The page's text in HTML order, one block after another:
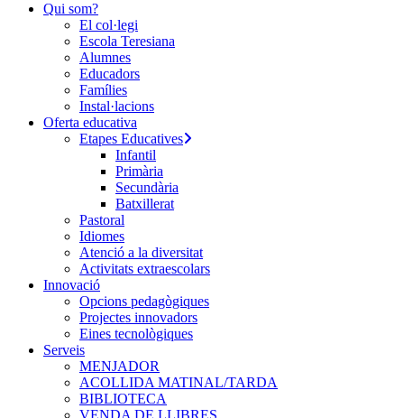
Qui som?
El col·legi
Escola Teresiana
Alumnes
Educadors
Famílies
Instal·lacions
Oferta educativa
Etapes Educatives
Infantil
Primària
Secundària
Batxillerat
Pastoral
Idiomes
Atenció a la diversitat
Activitats extraescolars
Innovació
Opcions pedagògiques
Projectes innovadors
Eines tecnològiques
Serveis
MENJADOR
ACOLLIDA MATINAL/TARDA
BIBLIOTECA
VENDA DE LLIBRES